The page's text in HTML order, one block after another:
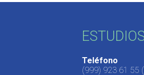
Teléfono
(999) 923 61 55